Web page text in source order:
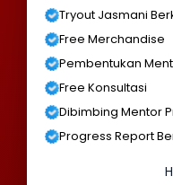
Tryout Jasmani
Free Merchandise
Pembentukan
Free Konsultasi
Dibimbing Mentor
Progress Report